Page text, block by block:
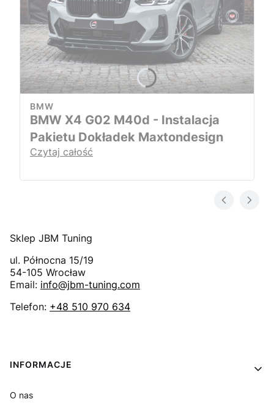
BMW
BMW X4 G02 M40d - Instalacja
Pakietu Dokładek Maxtondesign
Czytaj całość
Sklep JBM Tuning
ul. Północna 15/19
54-105 Wrocław
Email: info@jbm-tuning.com
Telefon: +48 510 970 634
Linki w stopce
INFORMACJE
O nas